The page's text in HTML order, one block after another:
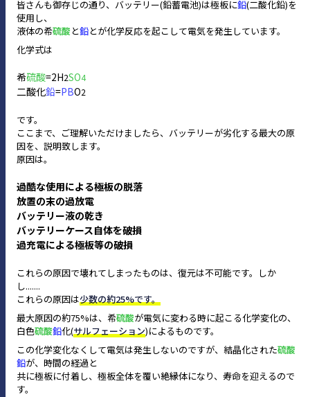
皆さんも御存じの通り、バッテリー(鉛蓄電池)は極板に鉛(二酸化鉛)を
使用し、
液体の希硫酸 と鉛とが化学反応を起こして電気を発生しています。
化学式は
希硫酸=2H2SO4
二酸化鉛=PBO2
です。
ここまで、ご理解いただけましたら、バッテリーが劣化する最⼤の原
因を、説明致します。
原因は。
過酷な使用による極板の脱落
放置の末の過放電
バッテリー液の乾き
バッテリーケース自体を破損
過充電による極板等の破損
これらの原因で壊れてしまったものは、復元は不可能です。しか
し.......
これらの原因は少数の約25%です。
最大原因の約75%は、希硫酸が電気に変わる時に起こる化学変化の、
白色硫酸鉛化(サルフェーション)によるものです。
この化学変化なくして電気は発生しないのですが、結晶化された硫酸
鉛が、時間の経過と
共に極板に付着し、極板全体を覆い絶縁体になり、寿命を迎えるので
す。